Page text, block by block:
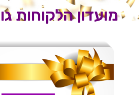
מועדון הלקוחות